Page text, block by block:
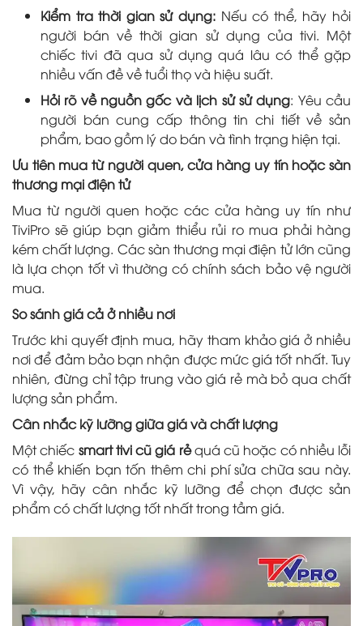
Kiểm tra thời gian sử dụng: Nếu có thể, hãy hỏi
người bán về thời gian sử dụng của tivi. Một
chiếc tivi đã qua sử dụng quá lâu có thể gặp
nhiều vấn đề về tuổi thọ và hiệu suất.
Hỏi rõ về nguồn gốc và lịch sử sử dụng: Yêu cầu
người bán cung cấp thông tin chi tiết về sản
phẩm, bao gồm lý do bán và tình trạng hiện tại.
Ưu tiên mua từ người quen, cửa hàng uy tín hoặc sàn
thương mại điện tử
Mua từ người quen hoặc các cửa hàng uy tín như
TiviPro sẽ giúp bạn giảm thiểu rủi ro mua phải hàng
kém chất lượng. Các sàn thương mại điện tử lớn cũng
là lựa chọn tốt vì thường có chính sách bảo vệ người
mua.
So sánh giá cả ở nhiều nơi
Trước khi quyết định mua, hãy tham khảo giá ở nhiều
nơi để đảm bảo bạn nhận được mức giá tốt nhất. Tuy
nhiên, đừng chỉ tập trung vào giá rẻ mà bỏ qua chất
lượng sản phẩm.
Cân nhắc kỹ lưỡng giữa giá và chất lượng
Một chiếc smart tivi cũ giá rẻquá cũ hoặc có nhiều lỗi
có thể khiến bạn tốn thêm chi phí sửa chữa sau này.
Vì vậy, hãy cân nhắc kỹ lưỡng để chọn được sản
phẩm có chất lượng tốt nhất trong tầm giá.